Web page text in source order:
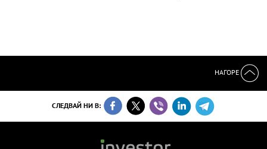
НАГОРЕ
СЛЕДВАЙ НИ В: